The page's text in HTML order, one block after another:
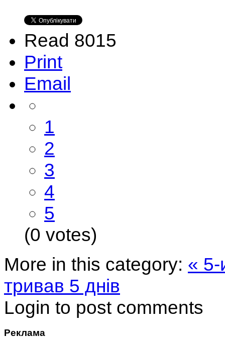
Read 8015
Print
Email
1
2
3
4
5
(0 votes)
More in this category: « 5-
тривав 5 днів
Login to post comments
Реклама